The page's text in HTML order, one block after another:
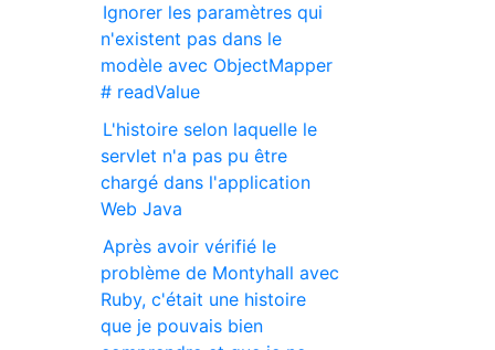
Ignorer les paramètres qui
n'existent pas dans le
modèle avec ObjectMapper
# readValue
L'histoire selon laquelle le
servlet n'a pas pu être
chargé dans l'application
Web Java
Après avoir vérifié le
problème de Montyhall avec
Ruby, c'était une histoire
que je pouvais bien